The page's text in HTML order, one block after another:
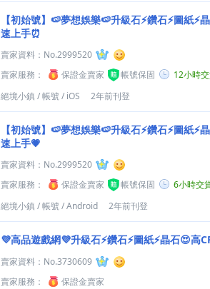
【初始號】🍉夢想娛樂🍉升級石⚡鑽石⚡圖紙⚡
速上手⏰
賣家資料： No.2999520
賣家服務：
保證金賣家 帳號保固
12小時
絕境小鎮 /帳號/ iOS 2年前刊登
【初始號】🍉夢想娛樂🍉升級石⚡鑽石⚡圖紙⚡
速上手💗
賣家資料： No.2999520
賣家服務：
保證金賣家 帳號保固
6小時交
絕境小鎮 /帳號/Android 2年前刊登
💜高品遊戲網💜升級石⚡鑽石⚡圖紙⚡晶石😍高
賣家資料： No.3730609
賣家服務：
保證金賣家